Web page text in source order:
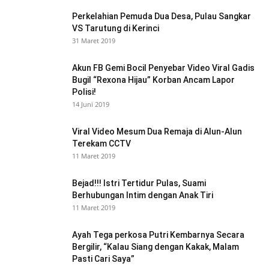
Perkelahian Pemuda Dua Desa, Pulau Sangkar
VS Tarutung di Kerinci
31 Maret 2019
Akun FB Gemi Bocil Penyebar Video Viral Gadis
Bugil “Rexona Hijau” Korban Ancam Lapor
Polisi!
14 Juni 2019
Viral Video Mesum Dua Remaja di Alun-Alun
Terekam CCTV
11 Maret 2019
Bejad!!! Istri Tertidur Pulas, Suami
Berhubungan Intim dengan Anak Tiri
11 Maret 2019
Ayah Tega perkosa Putri Kembarnya Secara
Bergilir, “Kalau Siang dengan Kakak, Malam
Pasti Cari Saya”